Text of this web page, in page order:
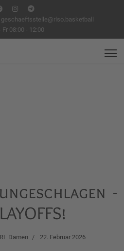
geschaeftsstelle@rlso.basketball
Fr 08:00 - 12:00
-
Damen
22. Februar 2026